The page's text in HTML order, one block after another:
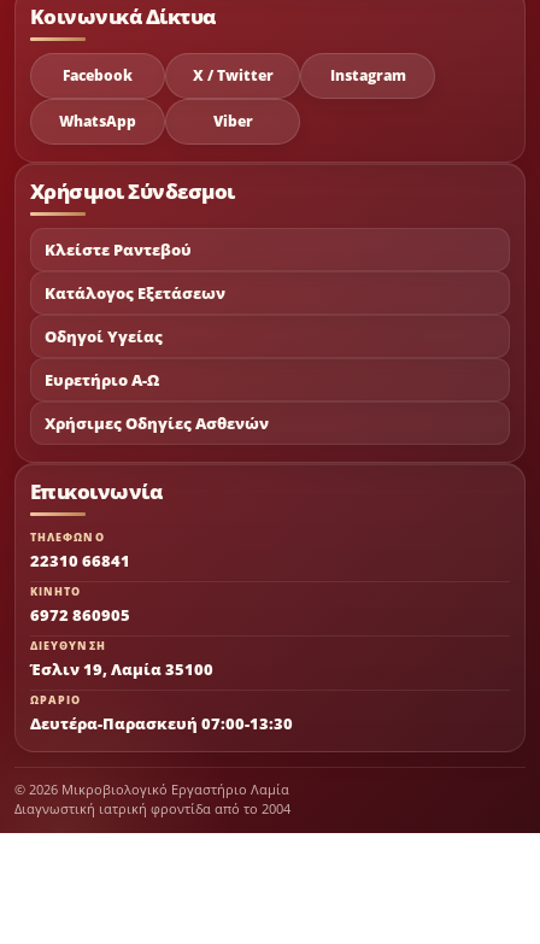
Κοινωνικά Δίκτυα
Facebook X / Twitter Instagram
WhatsApp Viber
Χρήσιμοι Σύνδεσμοι
Κλείστε Ραντεβού
Κατάλογος Εξετάσεων
Οδηγοί Υγείας
Ευρετήριο Α-Ω
Χρήσιμες Οδηγίες Ασθενών
Επικοινωνία
ΤΗΛΕΦΩΝΟ
22310 66841
ΚΙΝΗΤΟ
6972 860905
ΔΙΕΥΘΥΝΣΗ
Έσλιν 19, Λαμία 35100
ΩΡΑΡΙΟ
Δευτέρα-Παρασκευή 07:00-13:30
© 2026 Μικροβιολογικό Εργαστήριο Λαμία
Διαγνωστική ιατρική φροντίδα από το 2004